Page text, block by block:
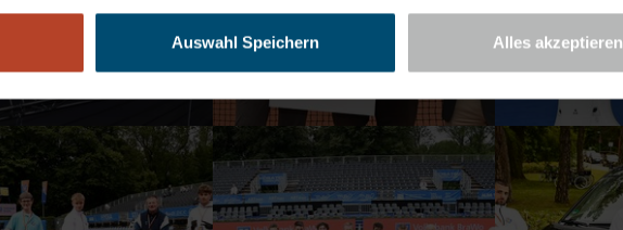
Auswahl Speichern Alles akzeptieren